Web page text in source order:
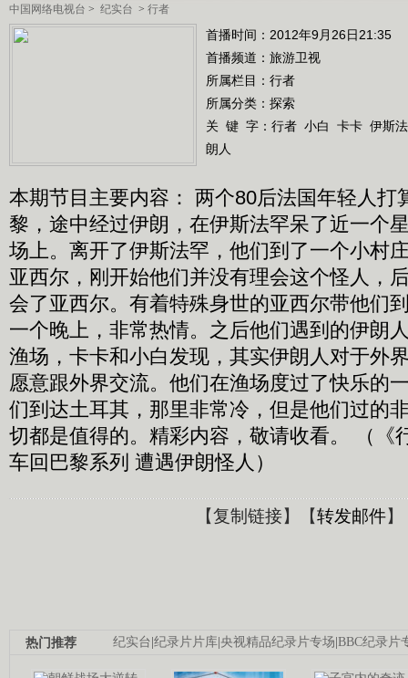
中国网络电视台 > 纪实台 > 行者
首播时间：2012年9月26日21:35
首播频道： 旅游卫视
所属栏目： 行者
所属分类：探索
关 键 字： 行者 小白 卡卡 伊斯
朗人
本期节目主要内容： 两个80后法国年轻人打
黎，途中经过伊朗，在伊斯法罕呆了近一个
场上。离开了伊斯法罕，他们到了一个小村
亚西尔，刚开始他们并没有理会这个怪人，
会了亚西尔。有着特殊身世的亚西尔带他们
一个晚上，非常热情。之后他们遇到的伊朗
渔场，卡卡和小白发现，其实伊朗人对于外
愿意跟外界交流。他们在渔场度过了快乐的
们到达土耳其，那里非常冷，但是他们过的
切都是值得的。精彩内容，敬请收看。 （《
车回巴黎系列 遭遇伊朗怪人）
【复制链接】【转发邮件】
纪实台|纪录片片库|央视精品纪录片专场|BBC纪录片
热门推荐